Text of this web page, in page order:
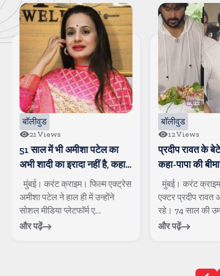
बॉलीवुड
12Views
प्रदीप रावत के बेटे ने बताया दर्द,
कहा-पापा की बीमारी ठीक होने के
बजाय बढ़ती गई
मुंबई। करंट क्राइम। गजनी फेम
एक्टर प्रदीप रावत अब हमारे बीच नहीं
रहे। 74 साल की उम्र में वो क...
और पढ़ें
बॉलीवुड
82Views
एक्ट्रेस जिया
तस्वीरें शेयर कर
मुंबई। करंट
जिया शंकर की
अगस्त को जिया ने
और पढ़ें